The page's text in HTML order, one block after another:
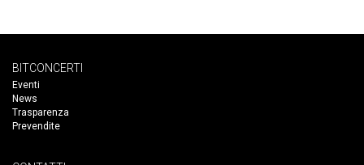
BITCONCERTI
Eventi
News
Trasparenza
Prevendite